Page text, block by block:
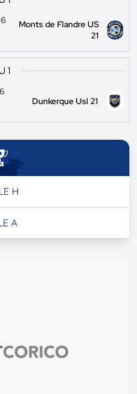
Monts de Flandre US
21
1
Dunkerque Usl 21
H
A